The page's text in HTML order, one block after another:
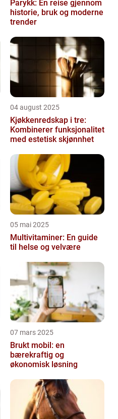
Parykk: En reise gjennom
historie, bruk og moderne
trender
04 august 2025
Kjøkkenredskap i tre:
Kombinerer funksjonalitet
med estetisk skjønnhet
05 mai 2025
Multivitaminer: En guide
til helse og velvære
07 mars 2025
Brukt mobil: en
bærekraftig og
økonomisk løsning